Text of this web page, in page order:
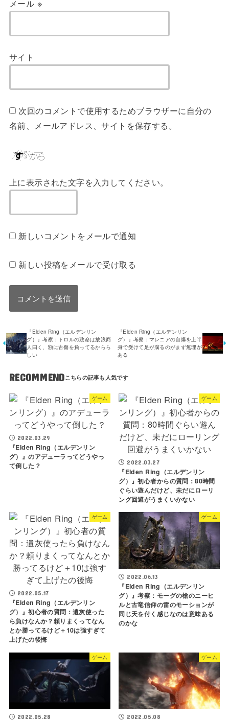
メール ※
サイト
次回のコメントで使用するためブラウザーに自分の
名前、メールアドレス、サイトを保存する。
上に表示された文字を入力してください。
新しいコメントをメールで通知
新しい投稿をメールで受け取る
『Elden Ring（エルデンリン
グ）』考察：トロルの致命は放浪商
人曰く、額に古傷を負ってるからら
しい
『Elden Ring（エルデンリン
グ）』考察：マレニアの自爆を上半
身で受けて足が腐るのがまず無理が
ある
RECOMMEND
ゲーム
2022.03.29
『Elden Ring（エルデンリン
グ）』のアデューラってどうやっ
て倒した？
ゲーム
2022.03.27
『Elden Ring（エルデンリン
グ）』初心者からの質問：80時間
ぐらい遊んだけど、未だにローリ
ング回避がうまくいかない
ゲーム
2022.05.17
『Elden Ring（エルデンリン
グ）』初心者の質問：遺灰使った
ら負けなんか？頼りまくってなん
とか勝ってるけど＋10は強すぎて
上げたの後悔
ゲーム
2022.06.13
『Elden Ring（エルデンリン
グ）』考察：モーグの槍のニーヒ
ルと古竜信仰の雷のモーションが
同じ天を付く感じなのは意味ある
のかな
ゲーム
2022.05.28
ゲーム
2022.05.08